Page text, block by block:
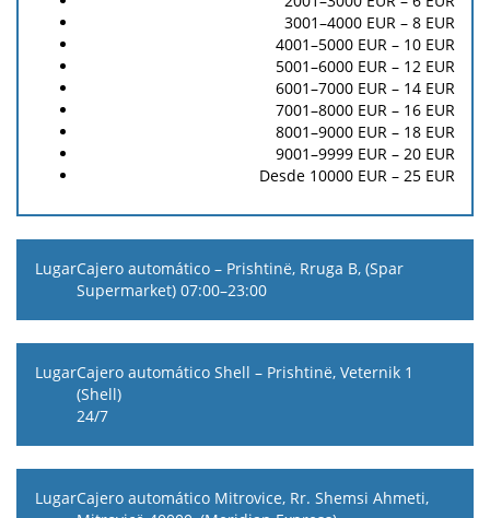
3001–4000 EUR – 8 EUR
4001–5000 EUR – 10 EUR
5001–6000 EUR – 12 EUR
6001–7000 EUR – 14 EUR
7001–8000 EUR – 16 EUR
8001–9000 EUR – 18 EUR
9001–9999 EUR – 20 EUR
Desde 10000 EUR – 25 EUR
Cajero automático – Prishtinë, Rruga B, (Spar
Supermarket) 07:00–23:00
Cajero automático Shell – Prishtinë, Veternik 1
(Shell)
24/7
Cajero automático Mitrovice, Rr. Shemsi Ahmeti,